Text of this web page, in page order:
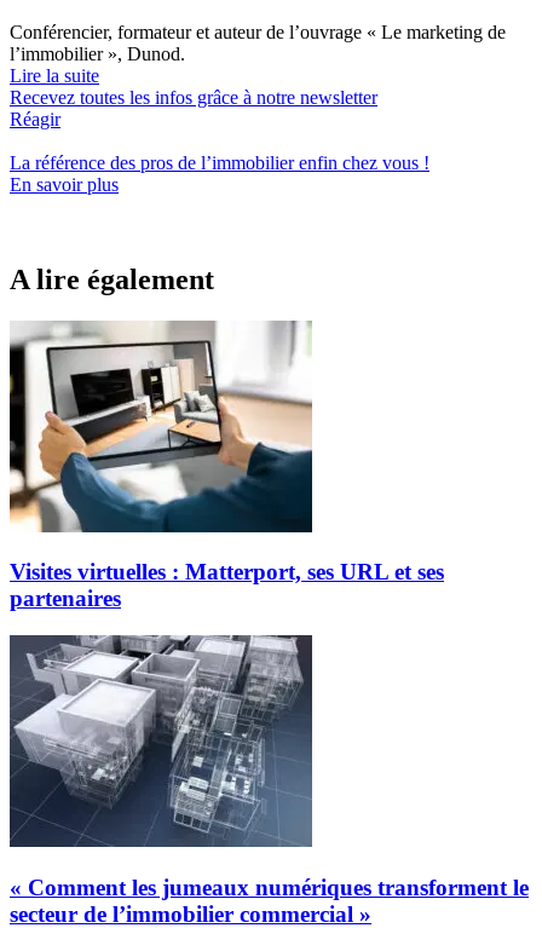
Conférencier, formateur et auteur de l’ouvrage « Le marketing de
l’immobilier », Dunod.
Lire la suite
Recevez toutes les infos grâce à notre newsletter
Réagir
La référence des pros de l’immobilierenfin chez vous !
En savoir plus
A lire également
Visites virtuelles : Matterport, ses URL et ses
partenaires
« Comment les jumeaux numériques transforment le
secteur de l’immobilier commercial »